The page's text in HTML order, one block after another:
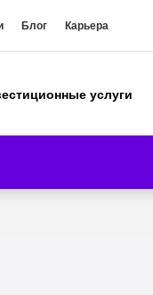
Блог Карьера
услуги